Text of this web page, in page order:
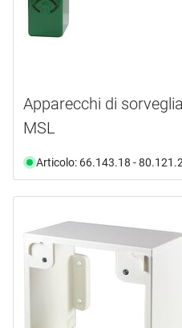
Apparecchi di
MSL
Articolo: 66.143.18 -